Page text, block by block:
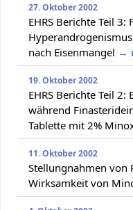
27. Oktober 2002
EHRS Berichte Teil
nach Eisenmangel →
19. Oktober 2002
EHRS Berichte Teil
während
Tablette mit 2%
11. Oktober 2002
Stellungnahmen von
Wirksamkeit von